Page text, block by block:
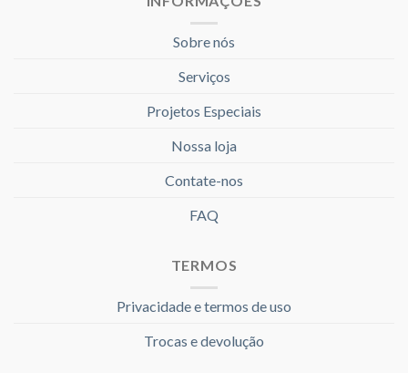
Sobre nós
Serviços
Projetos Especiais
Nossa loja
Contate-nos
FAQ
TERMOS
Privacidade e termos de uso
Trocas e devolução